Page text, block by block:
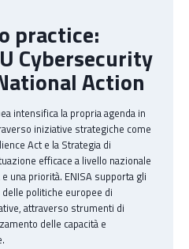
practice:
Cybersecurity
Action
intensifica la propria agenda in
iniziative strategiche come
Act e la Strategia di
efficace a livello nazionale
una priorità. ENISA supporta gli
politiche europee di
attraverso strumenti di
delle capacità e